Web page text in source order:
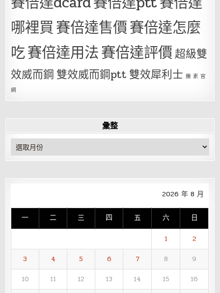
哪裡買賽倍達售價賽倍達怎麼
吃賽倍達用法賽倍達評價超級雙
效威而鋼 雙效威而鋼ptt 雙效犀利士 騰 素 官
網
彙整
彙
整
2026 年 8 月
一 二 三 四 五 六 日
1
2
3
4 5 6 7 8
9
10
11 12 13 14 15
16